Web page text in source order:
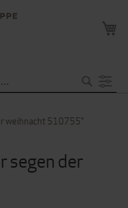
weihnacht 510755"
segen der